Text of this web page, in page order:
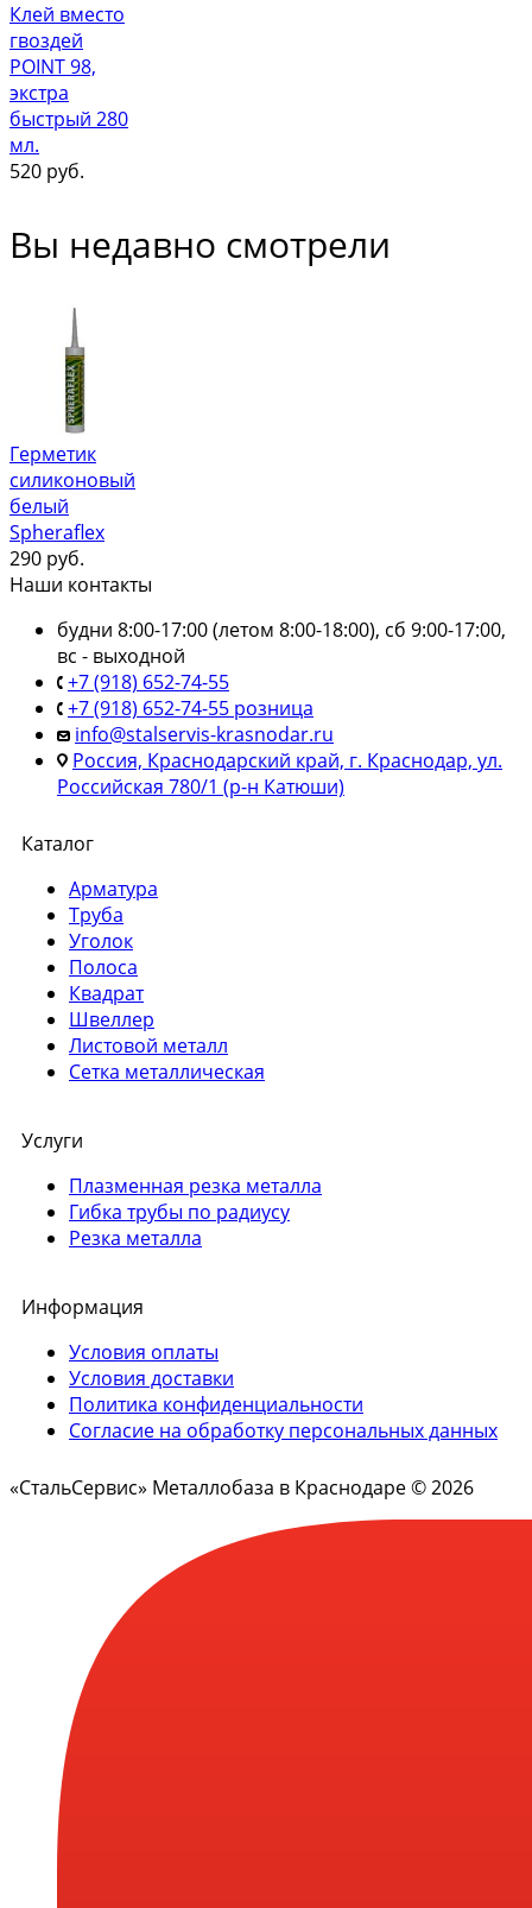
Клей вместо
гвоздей
POINT 98,
экстра
быстрый 280
мл.
520 руб.
Вы недавно смотрели
Герметик
силиконовый
белый
Spheraflex
290 руб.
Наши контакты
будни 8:00-17:00 (летом 8:00-18:00), сб 9:00-17:00,
вс - выходной
+7 (918) 652-74-55
+7 (918) 652-74-55 розница
info@stalservis-krasnodar.ru
Россия, Краснодарский край, г. Краснодар, ул.
Российская 780/1 (р-н Катюши)
Каталог
Арматура
Труба
Уголок
Полоса
Квадрат
Швеллер
Листовой металл
Сетка металлическая
Услуги
Плазменная резка металла
Гибка трубы по радиусу
Резка металла
Информация
Условия оплаты
Условия доставки
Политика конфиденциальности
Согласие на обработку персональных данных
«СтальСервис» Металлобаза в Краснодаре © 2026